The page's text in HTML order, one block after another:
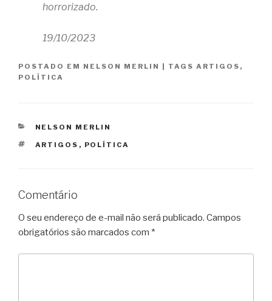
horrorizado.
19/10/2023
POSTADO EM NELSON MERLIN | TAGS ARTIGOS ,
POLÍTICA
CATEGORIAS
NELSON MERLIN
TAGS
ARTIGOS , POLÍTICA
Comentário
O seu endereço de e-mail não será publicado. Campos
obrigatórios são marcados com *